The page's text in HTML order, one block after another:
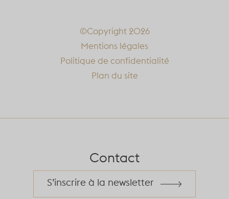
©Copyright 2026
Mentions légales
Politique de confidentialité
Plan du site
Contact
S’inscrire à la newsletter